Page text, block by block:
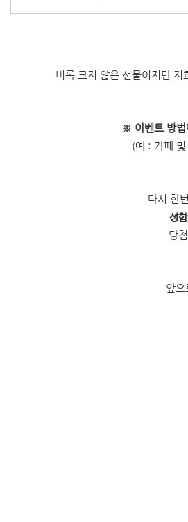
비록 크지 않은 선물이지만 저
※ 이벤트 방
(예 : 카페
다시 한
성
당
앞